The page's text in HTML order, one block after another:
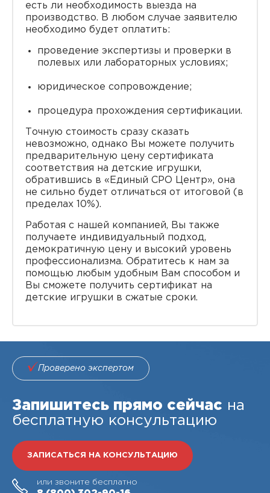
есть ли необходимость выезда на
производство. В любом случае заявителю
необходимо будет оплатить:
проведение экспертизы и проверки в
полевых или лабораторных условиях;
юридическое сопровождение;
процедура прохождения сертификации.
Точную стоимость сразу сказать
невозможно, однако Вы можете получить
предварительную цену сертификата
соответствия на детские игрушки,
обратившись в «Единый СРО Центр», она
не сильно будет отличаться от итоговой (в
пределах 10%).
Работая с нашей компанией, Вы также
получаете индивидуальный подход,
демократичную цену и высокий уровень
профессионализма. Обратитесь к нам за
помощью любым удобным Вам способом и
Вы сможете получить сертификат на
детские игрушки в сжатые сроки.
Проверено экспертом
Запишитесь прямо сейчас на
бесплатную консультацию
ЗАПИСАТЬСЯ НА КОНСУЛЬТАЦИЮ
или звоните бесплатно